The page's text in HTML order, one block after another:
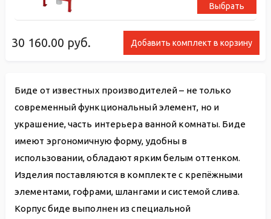
30 160.00 руб. Добавить комплект в корзину
Выбрать
Биде от известных производителей – не только
современный функциональный элемент, но и
украшение, часть интерьера ванной комнаты. Биде
имеют эргономичную форму, удобны в
использовании, обладают ярким белым оттенком.
Изделия поставляются в комплекте с крепёжными
элементами, гофрами, шлангами и системой слива.
Корпус биде выполнен из специальной